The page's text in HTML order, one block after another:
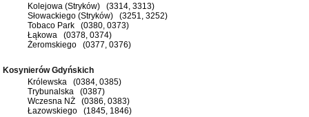
Kolejowa (Stryków) (3314, 3313)
Słowackiego (Stryków) (3251, 3252)
Tobaco Park (0380, 0373)
Łąkowa (0378, 0374)
Żeromskiego (0377, 0376)
Kosynierów Gdyńskich
Królewska (0384, 0385)
Trybunalska (0387)
Wczesna NŻ (0386, 0383)
Łazowskiego (1845, 1846)